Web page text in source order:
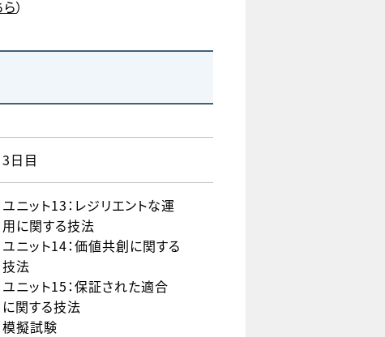
）
3日目
ユニット13：レジリエントな運
用に関する技法
ユニット14：価値共創に関する
技法
ユニット15：保証された適合
に関する技法
模擬試験